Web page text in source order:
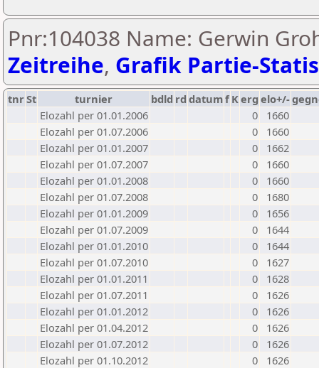
Pnr:104038 Name: Gerwin
Zeitreihe, Grafik Partie-
tnrSt turnier bdld rd datumf Kerg elo+/-
Elozahl per 01.01.2006
0
1660
Elozahl per 01.07.2006
0
1660
Elozahl per 01.01.2007
0
1662
Elozahl per 01.07.2007
0
1660
Elozahl per 01.01.2008
0
1660
Elozahl per 01.07.2008
0
1680
Elozahl per 01.01.2009
0
1656
Elozahl per 01.07.2009
0
1644
Elozahl per 01.01.2010
0
1644
Elozahl per 01.07.2010
0
1627
Elozahl per 01.01.2011
0
1628
Elozahl per 01.07.2011
0
1626
Elozahl per 01.01.2012
0
1626
Elozahl per 01.04.2012
0
1626
Elozahl per 01.07.2012
0
1626
Elozahl per 01.10.2012
0
1626